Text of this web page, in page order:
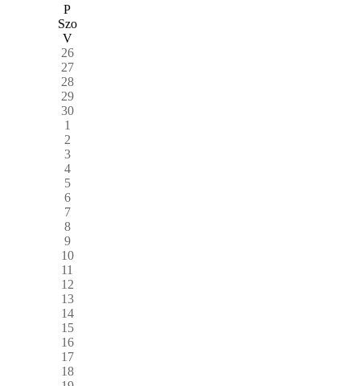
P
Szo
V
26
27
28
29
30
1
2
3
4
5
6
7
8
9
10
11
12
13
14
15
16
17
18